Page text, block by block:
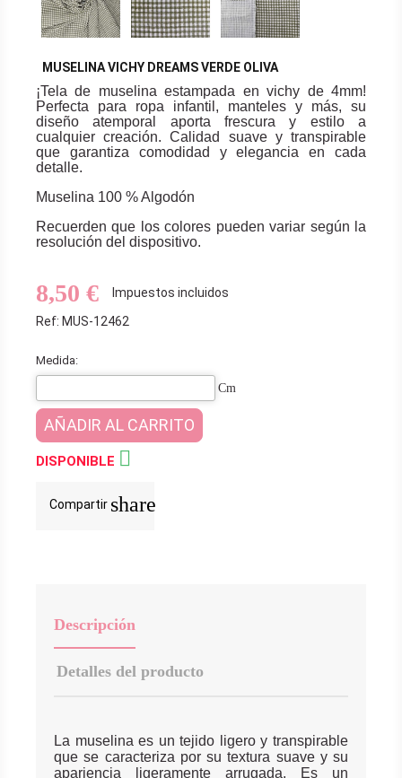
MUSELINA VICHY DREAMS VERDE OLIVA
¡Tela de muselina estampada en vichy de 4mm!
Perfecta para ropa infantil, manteles y más, su
diseño atemporal aporta frescura y estilo a
cualquier creación. Calidad suave y transpirable
que garantiza comodidad y elegancia en cada
detalle.
Muselina 100 % Algodón
Recuerden que los colores pueden variar según la
resolución del dispositivo.
8,50 €
Impuestos incluidos
Ref: MUS-12462
Medida:
Cm
AÑADIR AL CARRITO
DISPONIBLE 
Compartir share
Descripción
Detalles del producto
La muselina es un tejido ligero y transpirable
que se caracteriza por su textura suave y su
apariencia ligeramente arrugada. Es un